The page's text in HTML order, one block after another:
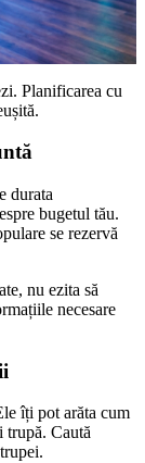
Planificarea cu
durata
bugetul tău.
se rezervă
nu ezita să
necesare
îți pot arăta cum
trupă. Caută